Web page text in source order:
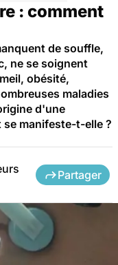
: comment
de souffle,
ne se soignent
obésité,
maladies
d'une
manifeste-t-elle ?
Partager